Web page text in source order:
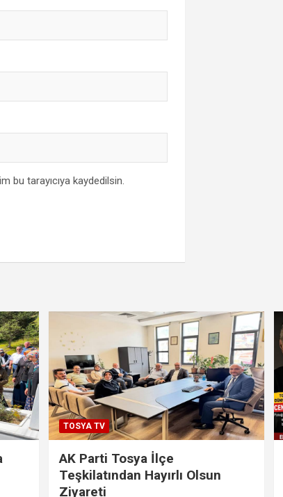
bu tarayıcıya kaydedilsin.
TOSYA TV
AK Parti Tosya İlçe
Teşkilatından Hayırlı Olsun
Ziyareti